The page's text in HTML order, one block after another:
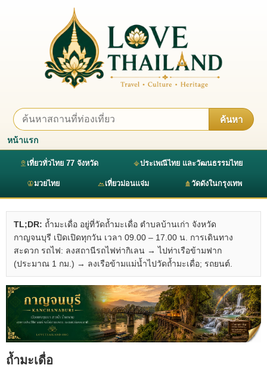
ค้นหา
หน้าแรก
เที่ยวทั่วไทย 77 จังหวัด ประเพณีไทย และวัฒนธรรมไทย
มวยไทย เที่ยวม่อนแจ่ม วัดดังในกรุงเทพ
TL;DR: ถ้ำมะเดื่อ อยู่ที่วัดถ้ำมะเดื่อ ตำบลบ้านเก่า จังหวัด
กาญจนบุรี เปิดเปิดทุกวัน เวลา 09.00 – 17.00 น. การเดินทาง
สะดวก รถไฟ: ลงสถานีรถไฟท่ากิเลน → ไปท่าเรือข้ามฟาก
(ประมาณ 1 กม.) → ลงเรือข้ามแม่น้ำไปวัดถ้ำมะเดื่อ; รถยนต์.
ถ้ำมะเดื่อ